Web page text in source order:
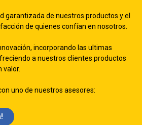
garantizada de nuestros productos y el
de quienes confían en nosotros.
incorporando las ultimas
a nuestros clientes productos
valor.
uno de nuestros asesores: